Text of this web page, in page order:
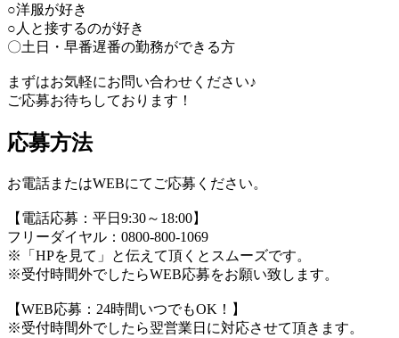
○洋服が好き
○人と接するのが好き
〇土日・早番遅番の勤務ができる方
まずはお気軽にお問い合わせください♪
ご応募お待ちしております！
応募方法
お電話またはWEBにてご応募ください。
【電話応募：平日9:30～18:00】
フリーダイヤル：0800-800-1069
※「HPを見て」と伝えて頂くとスムーズです。
※受付時間外でしたらWEB応募をお願い致します。
【WEB応募：24時間いつでもOK！】
※受付時間外でしたら翌営業日に対応させて頂きます。